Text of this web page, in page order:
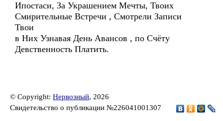
Ипостаси, За Украшением Мечты, Твоих
Смирительные Встречи , Смотрели Записи
Твои
в Них Узнавая День Авансов , по Счёту
Девственность Платить.
© Copyright: Нервозный, 2026
Свидетельство о публикации №226041001307